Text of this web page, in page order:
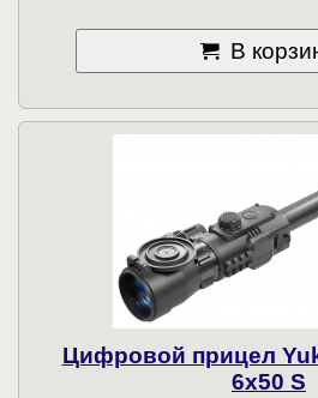
В
Цифровой прицел
6x50 S